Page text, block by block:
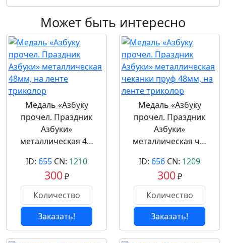
Может быть интересно
Медаль «Азбуку
прочел. Праздник
Азбуки»
металлическая 4…
ID: 655 CN: 1210
300₽
Заказать!
Медаль «Азбуку
прочел. Праздник
Азбуки»
металлическая ч…
ID: 656 CN: 1209
300₽
Заказать!